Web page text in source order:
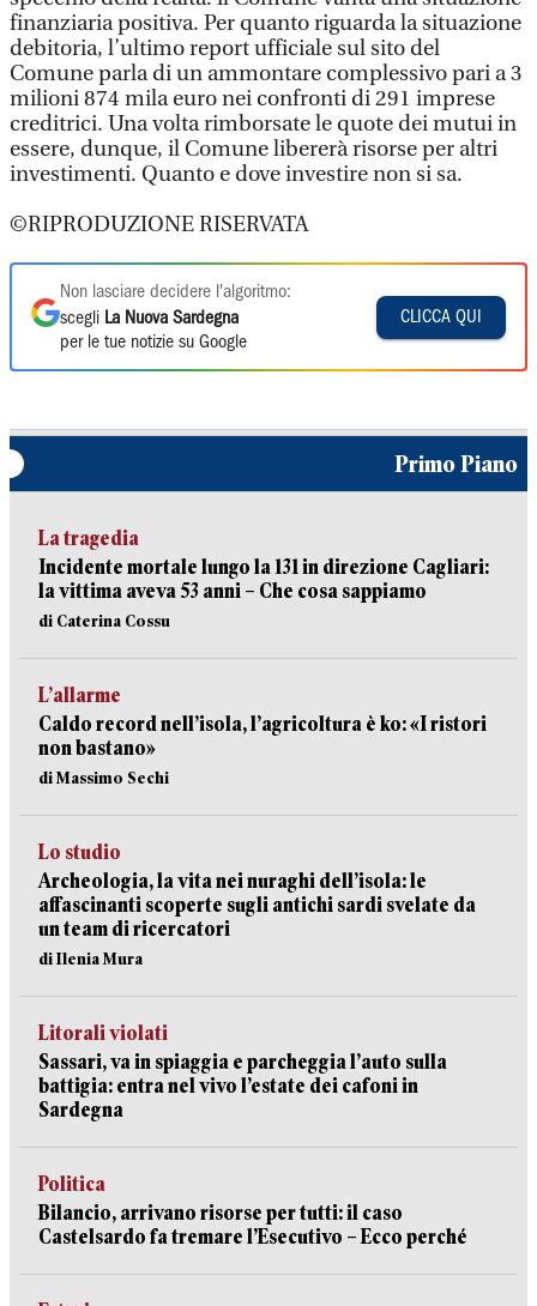
finanziaria positiva. Per quanto riguarda la situazione
debitoria, l’ultimo report ufficiale sul sito del
Comune parla di un ammontare complessivo pari a 3
milioni 874 mila euro nei confronti di 291 imprese
creditrici. Una volta rimborsate le quote dei mutui in
essere, dunque, il Comune libererà risorse per altri
investimenti. Quanto e dove investire non si sa.
©RIPRODUZIONE RISERVATA
Non lasciare decidere l'algoritmo:
scegli La Nuova Sardegna
per le tue notizie su Google
CLICCA QUI
Primo Piano
La tragedia
Incidente mortale lungo la 131 in direzione Cagliari:
la vittima aveva 53 anni – Che cosa sappiamo
di Caterina Cossu
L’allarme
Caldo record nell’isola, l’agricoltura è ko: «I ristori
non bastano»
di Massimo Sechi
Lo studio
Archeologia, la vita nei nuraghi dell’isola: le
affascinanti scoperte sugli antichi sardi svelate da
un team di ricercatori
di Ilenia Mura
Litorali violati
Sassari, va in spiaggia e parcheggia l’auto sulla
battigia: entra nel vivo l’estate dei cafoni in
Sardegna
Politica
Bilancio, arrivano risorse per tutti: il caso
Castelsardo fa tremare l’Esecutivo – Ecco perché